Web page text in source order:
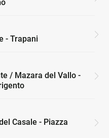
- Trapani
/ Mazara del Vallo -
Casale - Piazza